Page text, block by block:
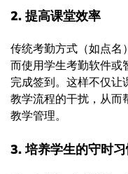
2. 提高课堂效率
传统考勤方式（如点名
而使用学生考勤软件或
完成签到。这样不仅
教学流程的干扰，从而
教学管理。
3. 培养学生的守时